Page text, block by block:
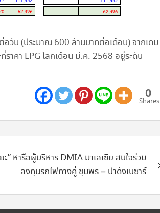
อวัน (ประมาณ 600 ล้านบาทต่อเดือน) จากเดิม
าคา LPG โลกเดือน มี.ค. 2568 อยู่ระดับ
0
Shares
ะ” หารือผู้บริหาร DMIA มาเลเซีย สนใจร่วม
ลงทุนรถไฟทางคู่ ชุมพร – ปาดังเบซาร์